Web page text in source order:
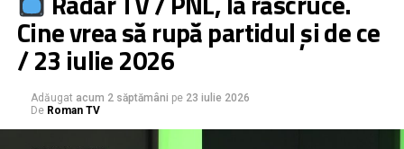
Cine vrea să rupă partidul și de ce
/ 23 iulie 2026
Adăugat acum 2 săptămâni pe 23 iulie 2026
De Roman TV